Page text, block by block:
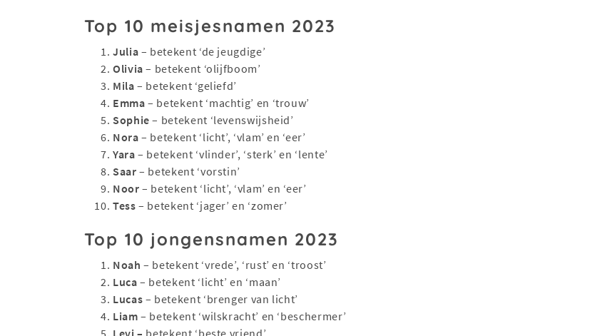
Top 10 meisjesnamen 2023
Julia – betekent ‘de jeugdige’
Olivia– betekent ‘olijfboom’
Mila– betekent ‘geliefd’
Emma– betekent ‘machtig’ en ‘trouw’
Sophie– betekent ‘levenswijsheid’
Nora– betekent ‘licht’, ‘vlam’ en ‘eer’
Yara– betekent ‘vlinder’, ‘sterk’ en ‘lente’
Saar– betekent ‘vorstin’
Noor– betekent ‘licht’, ‘vlam’ en ‘eer’
Tess– betekent ‘jager’ en ‘zomer’
Top 10 jongensnamen 2023
Noah – betekent ‘vrede’, ‘rust’ en ‘troost’
Luca – betekent ‘licht’ en ‘maan’
Lucas – betekent ‘brenger van licht’
Liam– betekent ‘wilskracht’ en ‘beschermer’
Levi – betekent ‘beste vriend’